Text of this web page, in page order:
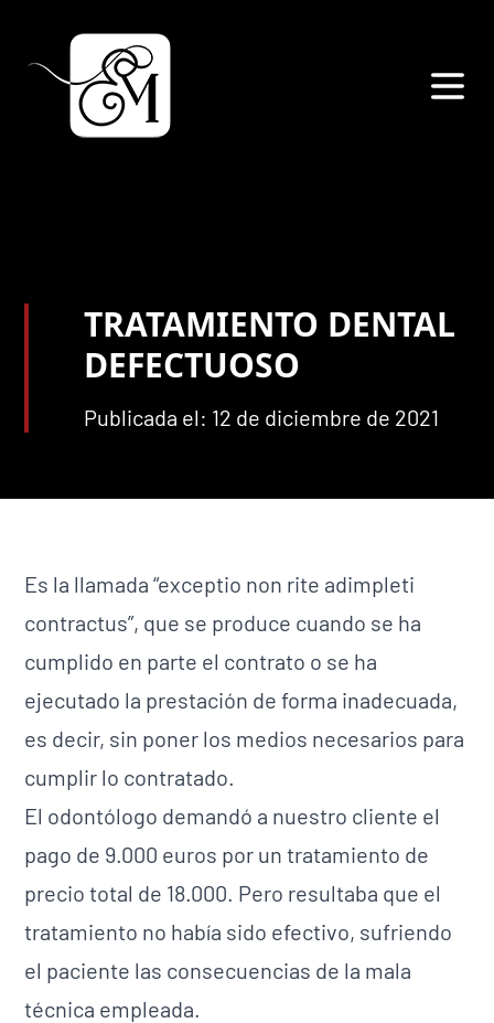
TRATAMIENTO DENTAL
DEFECTUOSO
Publicada el: 12 de diciembre de 2021
Es la llamada “exceptio non rite adimpleti
contractus”, que se produce cuando se ha
cumplido en parte el contrato o se ha
ejecutado la prestación de forma inadecuada,
es decir, sin poner los medios necesarios para
cumplir lo contratado.
El odontólogo demandó a nuestro cliente el
pago de 9.000 euros por un tratamiento de
precio total de 18.000. Pero resultaba que el
tratamiento no había sido efectivo, sufriendo
el paciente las consecuencias de la mala
técnica empleada.